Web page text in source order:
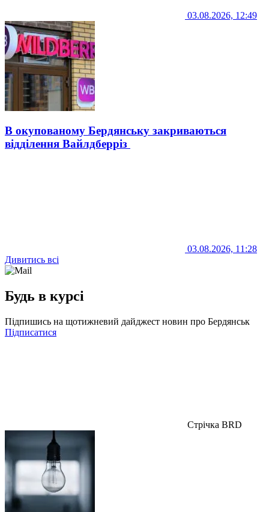
03.08.2026, 12:49
В окупованому Бердянську закриваються
відділення Вайлдберріз
03.08.2026, 11:28
Дивитись всі
Будь в курсі
Підпишись на щотижневий дайджест новин про Бердянськ
Підписатися
Стрічка BRD